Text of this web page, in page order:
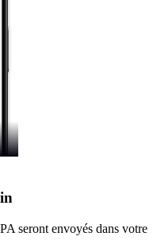
seront envoyés dans votre